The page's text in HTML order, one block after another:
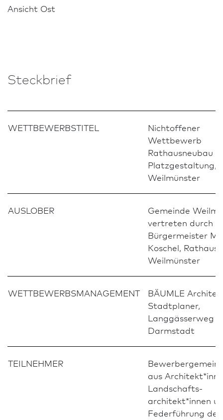
Ansicht Ost
Steckbrief
WETTBEWERBSTITEL
Nichtoffener
Wettbewerb
Rathausneubau
Platzgestaltung,
Weilmünster
AUSLOBER
Gemeinde
vertreten durch
Bürgermeister
Koschel,
Weilmünster
WETTBEWERBSMANAGEMENT
BÄUMLE
Stadt­planer,
Langgässerweg
Darm­stadt
TEILNEHMER
aus
Landschafts­
architekt*innen
Federführung der